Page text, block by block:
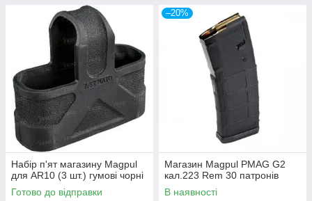
Набір п'ят магазину Magpul
для AR10 (3 шт.) гумові чорні
Готово до відправки
–20%
Магазин Magpul PMAG G2
кал.223 Rem 30 патронів
В наявності